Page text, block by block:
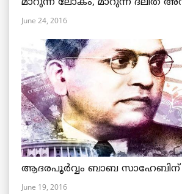
June 24, 2016
ആദരപൂര്‍വ്വം ബാബ സാഹേബിന്
June 19, 2016